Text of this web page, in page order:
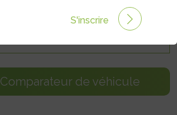
Comparateur de véhicule
S'inscrire